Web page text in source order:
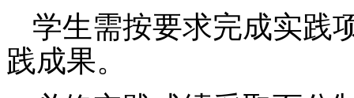
学生需按要求完成实践
践成果。